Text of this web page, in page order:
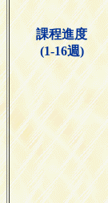
課程進度
(1-16週)